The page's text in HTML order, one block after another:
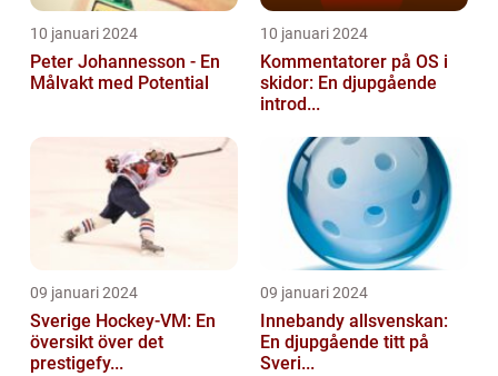
10 januari 2024
Peter Johannesson - En
Målvakt med Potential
10 januari 2024
Kommentatorer på OS i
skidor: En djupgående
introd...
09 januari 2024
Sverige Hockey-VM: En
översikt över det
prestigefy...
09 januari 2024
Innebandy allsvenskan:
En djupgående titt på
Sveri...